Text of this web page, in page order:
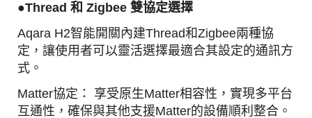
●Thread 和 Zigbee 雙協定選擇
Aqara H2智能開關內建Thread和Zigbee兩種協
定，讓使用者可以靈活選擇最適合其設定的通訊方
式。
Matter協定： 享受原生Matter相容性，實現多平台
互通性，確保與其他支援Matter的設備順利整合。